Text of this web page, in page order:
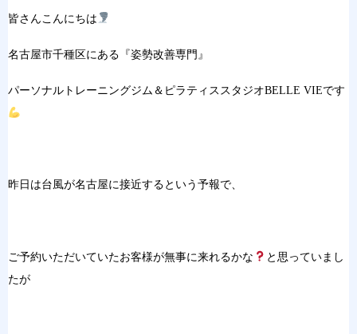
皆さんこんにちは
名古屋市千種区にある『姿勢改善専門』
パーソナルトレーニングジム＆ピラティススタジオBELLE VIEです
昨日は台風が名古屋に接近するという予報で、
ご予約いただいていたお客様が無事に来れるかな
と思っていまし
たが